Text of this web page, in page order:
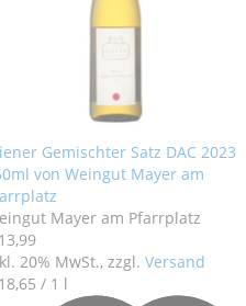
Gemischter Satz DAC 2023
von Weingut Mayer am
Mayer am Pfarrplatz
,99
20% MwSt., zzgl. Versand
,65 / 1 l